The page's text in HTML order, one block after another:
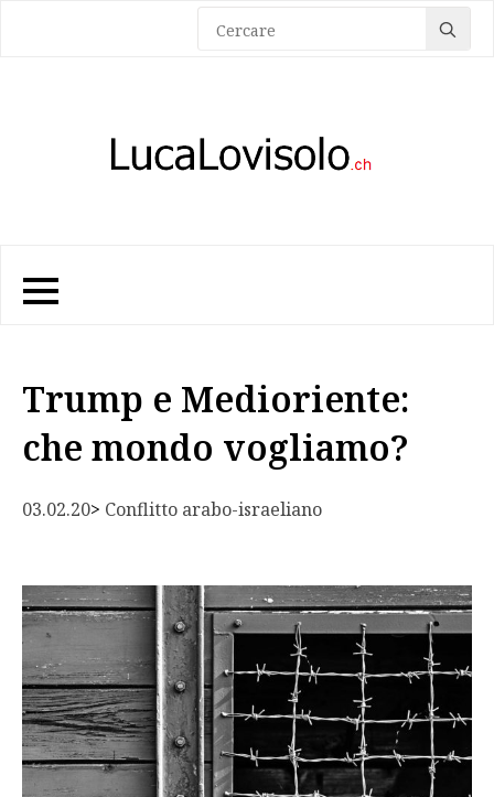
for:
Trump e Medioriente:
che mondo vogliamo?
03.02.20> Conflitto arabo-israeliano